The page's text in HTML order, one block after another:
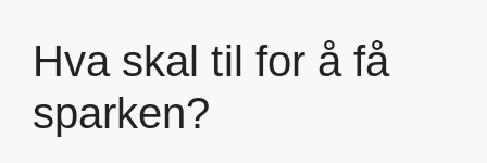
Hva skal til for å få
sparken?